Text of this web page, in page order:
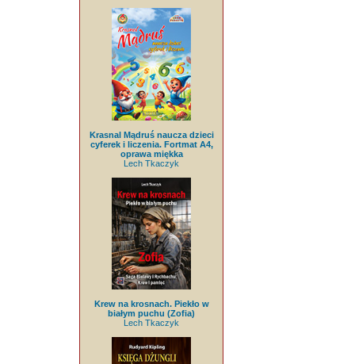
Krasnal Mądruś naucza dzieci
cyferek i liczenia. Fortmat A4,
oprawa miękka
Lech Tkaczyk
Krew na krosnach. Piekło w
białym puchu (Zofia)
Lech Tkaczyk